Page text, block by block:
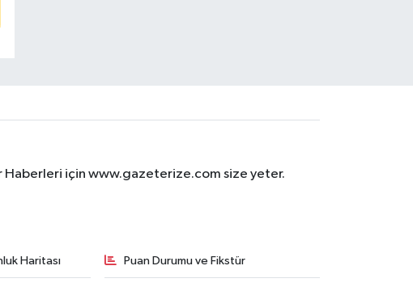
Haberleri için www.gazeterize.com size yeter.
Haritası Puan Durumu ve Fikstür